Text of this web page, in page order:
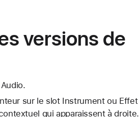
versions de
sur le slot Instrument ou Effet
qui apparaissent à droite.